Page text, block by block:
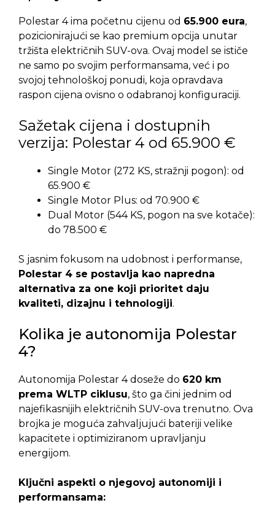
Polestar 4 ima početnu cijenu od 65.900 eura,
pozicionirajući se kao premium opcija unutar
tržišta električnih SUV-ova. Ovaj model se ističe
ne samo po svojim performansama, već i po
svojoj tehnološkoj ponudi, koja opravdava
raspon cijena ovisno o odabranoj konfiguraciji.
Sažetak cijena i dostupnih
verzija: Polestar 4 od 65.900 €
Single Motor (272 KS, stražnji pogon): od
65.900 €
Single Motor Plus: od 70.900 €
Dual Motor (544 KS, pogon na sve kotače):
do 78.500 €
S jasnim fokusom na udobnost i performanse,
Polestar 4 se postavlja kao napredna
alternativa za one koji prioritet daju
kvaliteti, dizajnu i tehnologiji.
Kolika je autonomija Polestar
4?
Autonomija Polestar 4 doseže do 620 km
prema WLTP ciklusu, što ga čini jednim od
najefikasnijih električnih SUV-ova trenutno. Ova
brojka je moguća zahvaljujući bateriji velike
kapacitete i optimiziranom upravljanju
energijom.
Ključni aspekti o njegovoj autonomiji i
performansama: